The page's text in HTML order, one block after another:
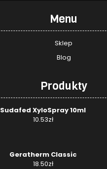
Menu
Sklep
Blog
Produkty
Sudafed XyloSpray 10ml
10.53zł
Geratherm Classic
18.50zł